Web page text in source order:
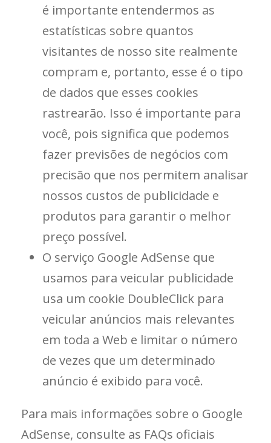
é importante entendermos as
estatísticas sobre quantos
visitantes de nosso site realmente
compram e, portanto, esse é o tipo
de dados que esses cookies
rastrearão. Isso é importante para
você, pois significa que podemos
fazer previsões de negócios com
precisão que nos permitem analisar
nossos custos de publicidade e
produtos para garantir o melhor
preço possível.
O serviço Google AdSense que
usamos para veicular publicidade
usa um cookie DoubleClick para
veicular anúncios mais relevantes
em toda a Web e limitar o número
de vezes que um determinado
anúncio é exibido para você.
Para mais informações sobre o Google
AdSense, consulte as FAQs oficiais